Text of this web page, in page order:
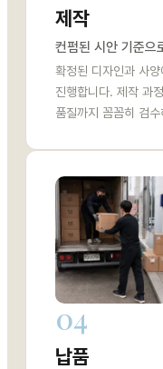
제작
컨펌된 시안 기준으
확정된 디자인과 사
진행합니다. 제작 과
품질까지 꼼꼼히 검수
04
납품